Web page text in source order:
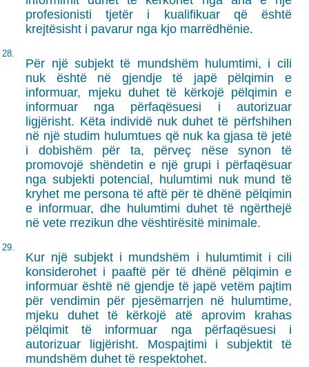
profesionisti tjetër i kualifikuar që është
krejtësisht i pavarur nga kjo marrëdhënie.
28.
Për një subjekt të mundshëm hulumtimi, i cili
nuk është në gjendje të japë pëlqimin e
informuar, mjeku duhet të kërkojë pëlqimin e
informuar nga përfaqësuesi i autorizuar
ligjërisht. Këta individë nuk duhet të përfshihen
në një studim hulumtues që nuk ka gjasa të jetë
i dobishëm për ta, përveç nëse synon të
promovojë shëndetin e një grupi i përfaqësuar
nga subjekti potencial, hulumtimi nuk mund të
kryhet me persona të aftë për të dhënë pëlqimin
e informuar, dhe hulumtimi duhet të ngërthejë
në vete rrezikun dhe vështirësitë minimale.
29.
Kur një subjekt i mundshëm i hulumtimit i cili
konsiderohet i paaftë për të dhënë pëlqimin e
informuar është në gjendje të japë vetëm pajtim
për vendimin për pjesëmarrjen në hulumtime,
mjeku duhet të kërkojë atë aprovim krahas
pëlqimit të informuar nga përfaqësuesi i
autorizuar ligjërisht. Mospajtimi i subjektit të
mundshëm duhet të respektohet.